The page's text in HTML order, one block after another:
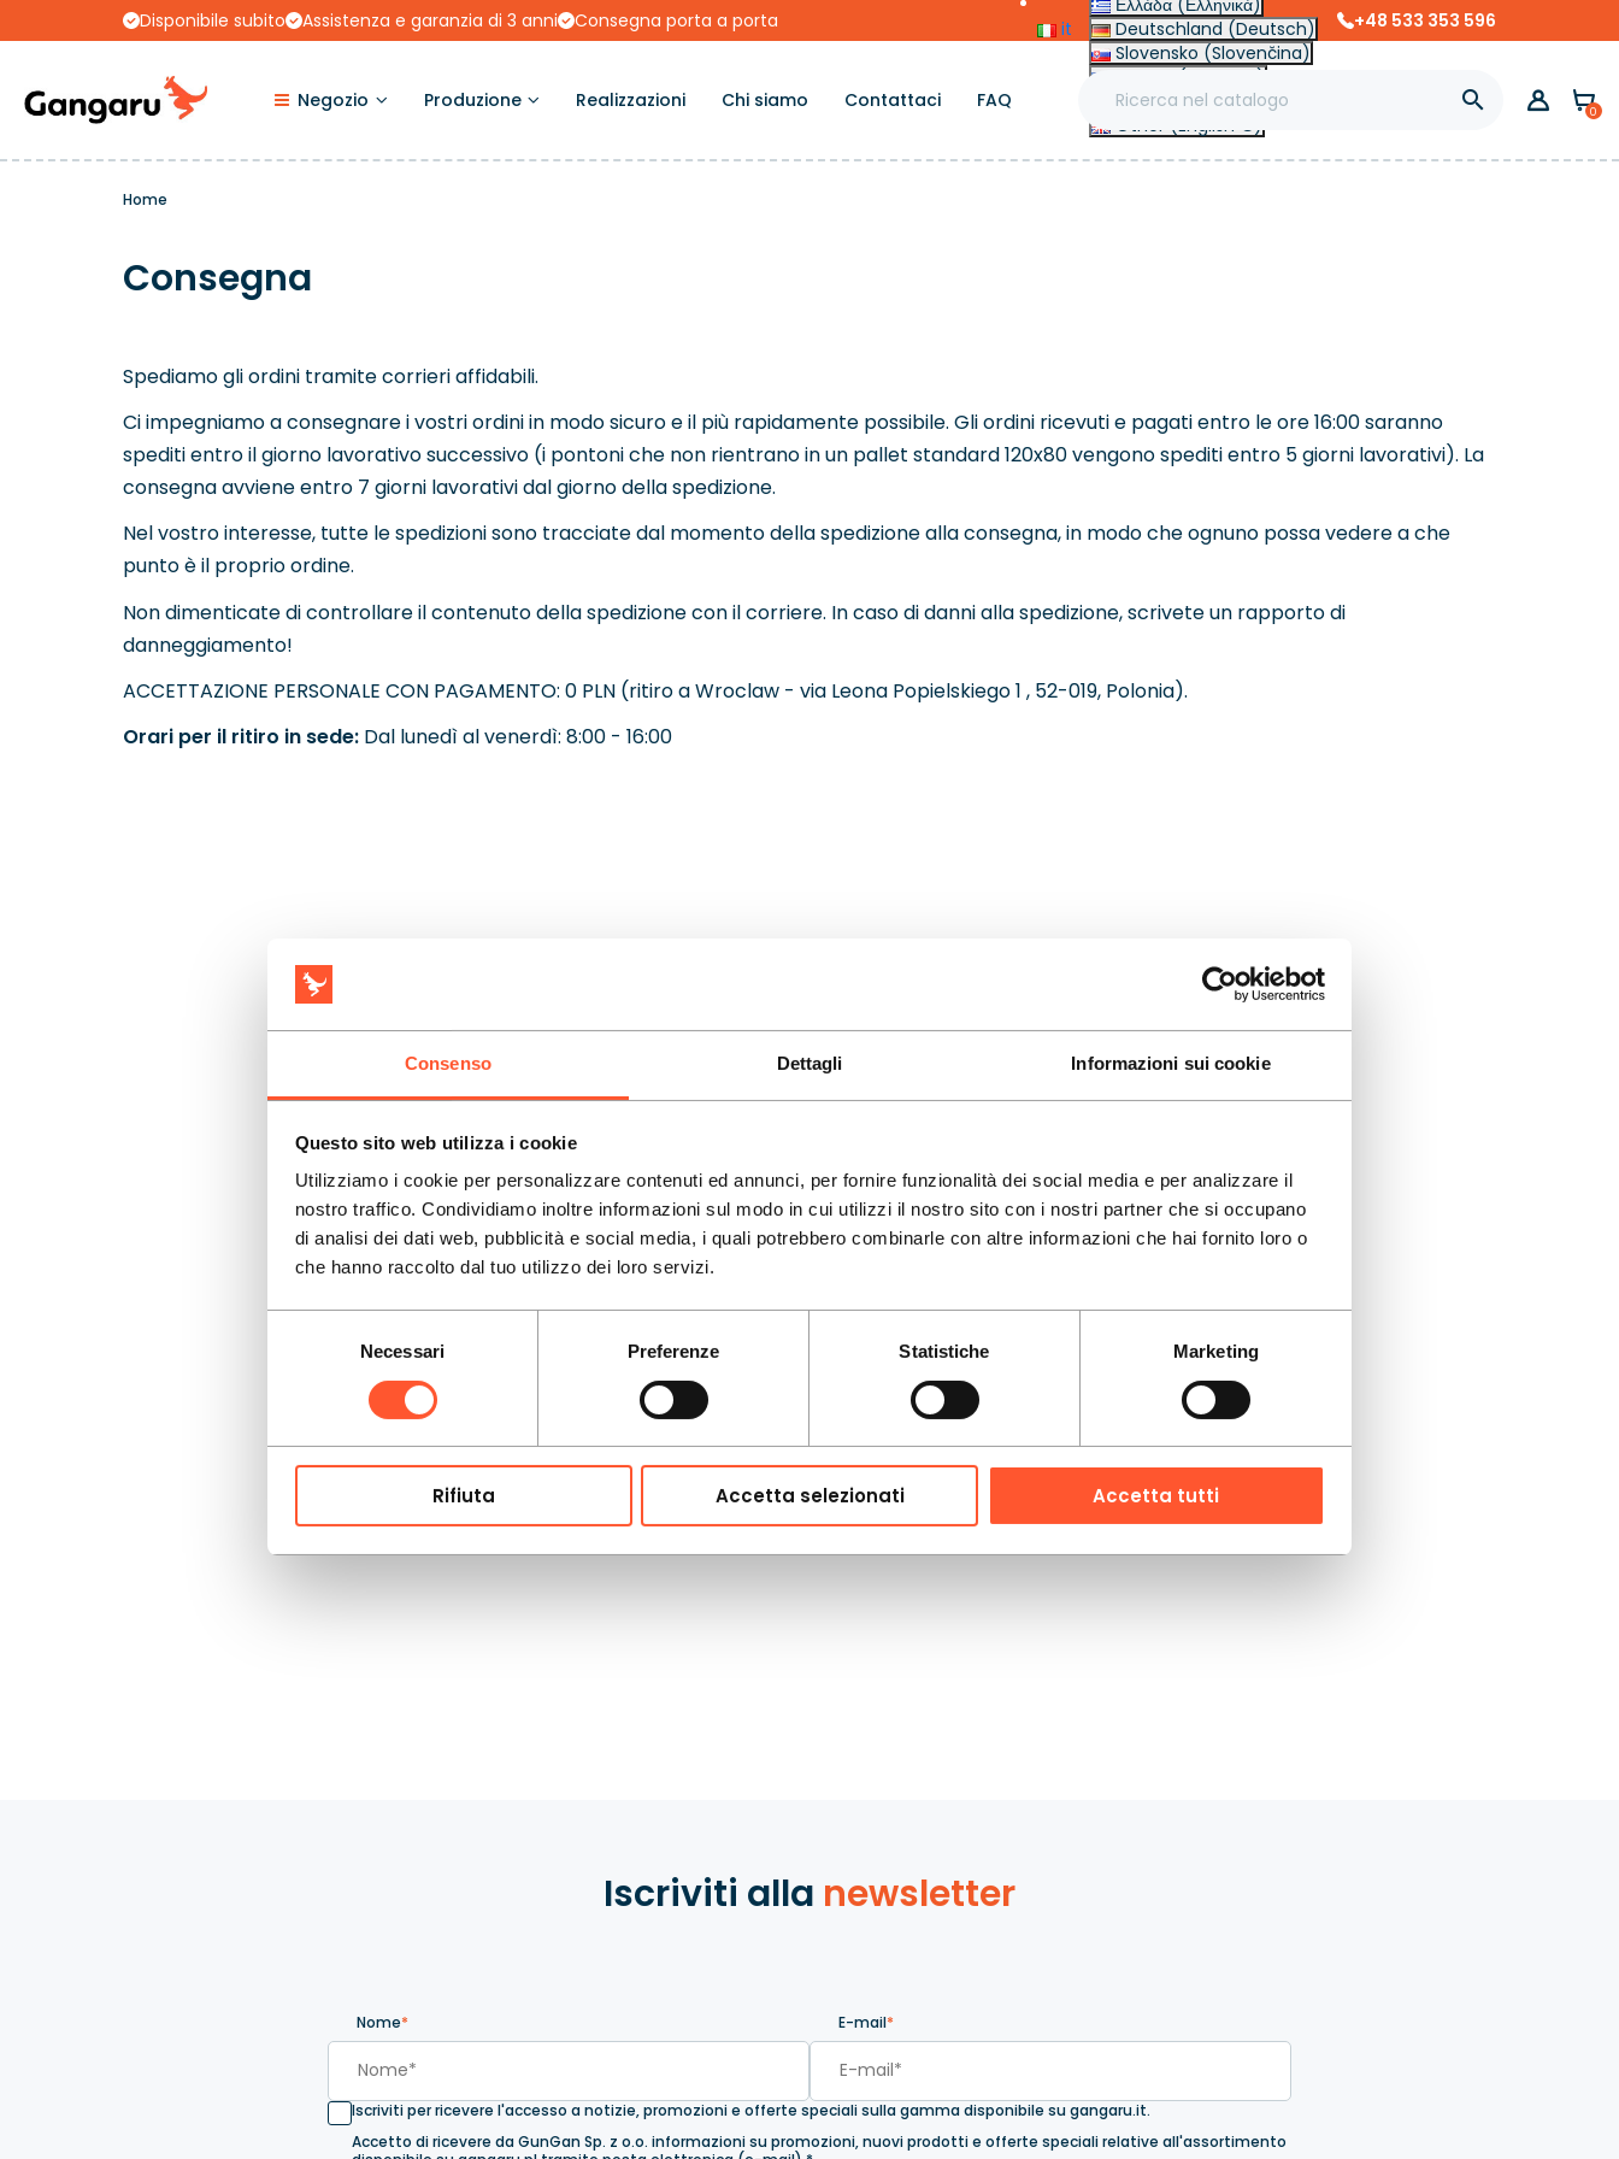
Consenso Dettagli Informazioni sui cookie
Questo sito web utilizza i cookie
Utilizziamo i cookie per personalizzare contenuti ed annunci, per fornire funzionalità dei social media e per analizzare il
nostro traffico. Condividiamo inoltre informazioni sul modo in cui utilizzi il nostro sito con i nostri partner che si occupano
di analisi dei dati web, pubblicità e social media, i quali potrebbero combinarle con altre informazioni che hai fornito loro o
che hanno raccolto dal tuo utilizzo dei loro servizi.
Necessari Preferenze Statistiche Marketing
Rifiuta Accetta selezionati Accetta tutti
Disponibile subito Assistenza e garanzia di 3 anni Consegna porta a porta it
Ελλάδα (Ελληνικά)
Deutschland (Deutsch)
Slovensko (Slovenčina)
France (Français)
Magyarország (Magyar)
Other (English €)
+48 533 353 596
Negozio Produzione Realizzazioni Chi siamo Contattaci FAQ  0
Home
Consegna
Spediamo gli ordini tramite corrieri affidabili.
Ci impegniamo a consegnare i vostri ordini in modo sicuro e il più rapidamente possibile. Gli ordini ricevuti e pagati entro le ore 16:00 saranno
spediti entro il giorno lavorativo successivo (i pontoni che non rientrano in un pallet standard 120x80 vengono spediti entro 5 giorni lavorativi). La
consegna avviene entro 7 giorni lavorativi dal giorno della spedizione.
Nel vostro interesse, tutte le spedizioni sono tracciate dal momento della spedizione alla consegna, in modo che ognuno possa vedere a che
punto è il proprio ordine.
Non dimenticate di controllare il contenuto della spedizione con il corriere. In caso di danni alla spedizione, scrivete un rapporto di
danneggiamento!
ACCETTAZIONE PERSONALE CON PAGAMENTO: 0 PLN (ritiro a Wroclaw - via Leona Popielskiego 1 , 52-019, Polonia).
Orari per il ritiro in sede: Dal lunedì al venerdì: 8:00 - 16:00
Iscriviti alla newsletter
Nome* E-mail*
Iscriviti per ricevere l'accesso a notizie, promozioni e offerte speciali sulla gamma disponibile su gangaru.it.
Accetto di ricevere da GunGan Sp. z o.o. informazioni su promozioni, nuovi prodotti e offerte speciali relative all'assortimento